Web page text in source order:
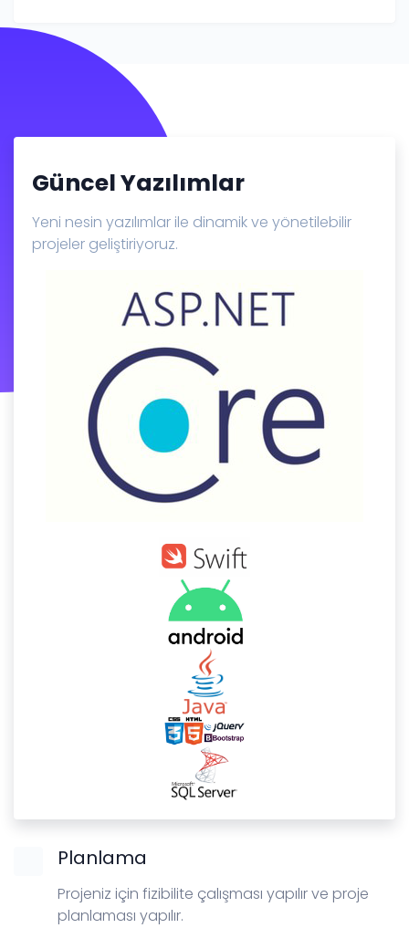
Güncel Yazılımlar
Yeni nesin yazılımlar ile dinamik ve yönetilebilir
projeler geliştiriyoruz.
Planlama
Projeniz için fizibilite çalışması yapılır ve proje
planlaması yapılır.